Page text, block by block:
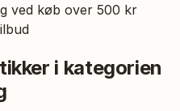
ved køb over 500 kr
i kategorien